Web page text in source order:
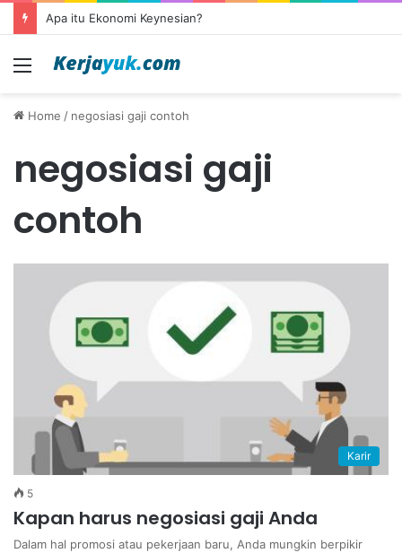
Apa itu Ekonomi Keynesian?
Menu
Home / negosiasi gaji contoh
negosiasi gaji
contoh
Karir
5
Kapan harus negosiasi gaji Anda
Dalam hal promosi atau pekerjaan baru, Anda mungkin berpikir